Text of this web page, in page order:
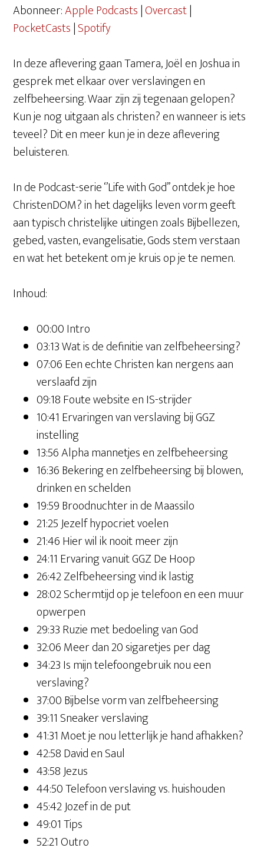
RSS FEED
LINK
Abonneer:Apple Podcasts|Overcast|
PocketCasts|Spotify
In deze aflevering gaan Tamera, Joël en Joshua in
gesprek met elkaar over verslavingen en
zelfbeheersing. Waar zijn zij tegenaan gelopen?
Kun je nog uitgaan als christen? en wanneer is iets
teveel? Dit en meer kun je in deze aflevering
beluisteren.
In de Podcast-serie ‘’Life with God’’ ontdek je hoe
ChristenDOM? in het dagelijks leven vorm geeft
aan typisch christelijke uitingen zoals Bijbellezen,
gebed, vasten, evangelisatie, Gods stem verstaan
en wat het betekent om je kruis op je te nemen.
Inhoud:
00:00 Intro
03:13 Wat is de definitie van zelfbeheersing?
07:06 Een echte Christen kan nergens aan
verslaafd zijn
09:18 Foute website en IS-strijder
10:41 Ervaringen van verslaving bij GGZ
instelling
13:56 Alpha mannetjes en zelfbeheersing
16:36 Bekering en zelfbeheersing bij blowen,
drinken en schelden
19:59 Broodnuchter in de Maassilo
21:25 Jezelf hypocriet voelen
21:46 Hier wil ik nooit meer zijn
24:11 Ervaring vanuit GGZ De Hoop
26:42 Zelfbeheersing vind ik lastig
28:02 Schermtijd op je telefoon en een muur
opwerpen
29:33 Ruzie met bedoeling van God
32:06 Meer dan 20 sigaretjes per dag
34:23 Is mijn telefoongebruik nou een
verslaving?
37:00 Bijbelse vorm van zelfbeheersing
39:11 Sneaker verslaving
41:31 Moet je nou letterlijk je hand afhakken?
42:58 David en Saul
43:58 Jezus
44:50 Telefoon verslaving vs. huishouden
45:42 Jozef in de put
49:01 Tips
52:21 Outro